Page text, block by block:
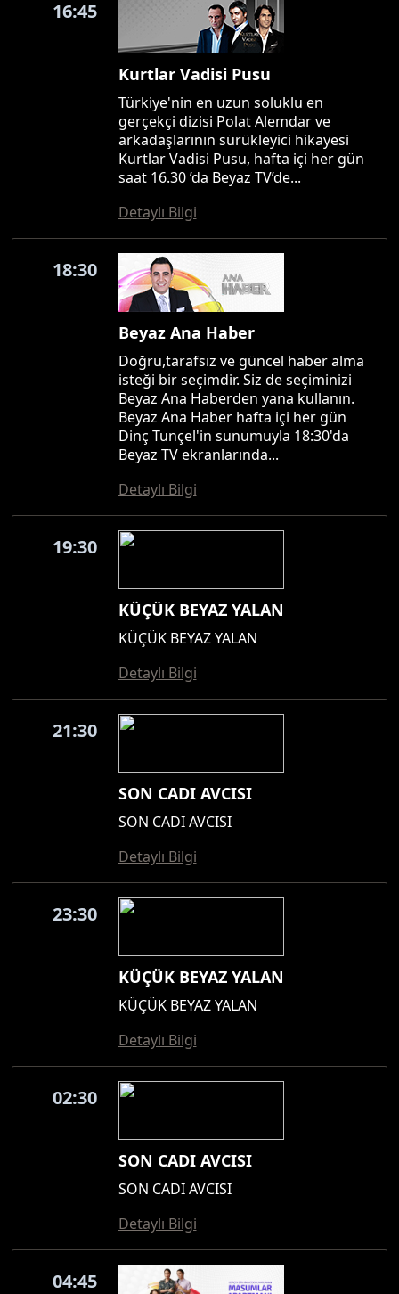
16:45
Kurtlar Vadisi Pusu
Türkiye'nin en uzun soluklu en
gerçekçi dizisi Polat Alemdar ve
arkadaşlarının sürükleyici hikayesi
Kurtlar Vadisi Pusu, hafta içi her gün
saat 16.30 ’da Beyaz TV’de...
Detaylı Bilgi
18:30
Beyaz Ana Haber
Doğru,tarafsız ve güncel haber alma
isteği bir seçimdir. Siz de seçiminizi
Beyaz Ana Haberden yana kullanın.
Beyaz Ana Haber hafta içi her gün
Dinç Tunçel'in sunumuyla 18:30'da
Beyaz TV ekranlarında...
Detaylı Bilgi
19:30
KÜÇÜK BEYAZ YALAN
KÜÇÜK BEYAZ YALAN
Detaylı Bilgi
21:30
SON CADI AVCISI
SON CADI AVCISI
Detaylı Bilgi
23:30
KÜÇÜK BEYAZ YALAN
KÜÇÜK BEYAZ YALAN
Detaylı Bilgi
02:30
SON CADI AVCISI
SON CADI AVCISI
Detaylı Bilgi
04:45